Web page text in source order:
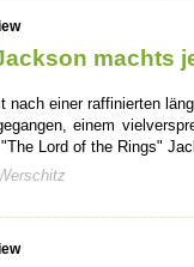
machts
nach einer raffinierten
einem
Lord of the Rings"